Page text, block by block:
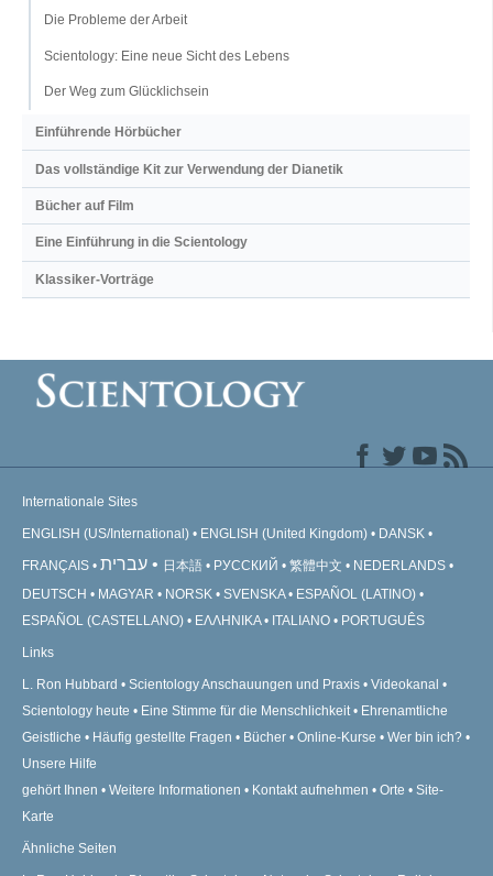
Die Probleme der Arbeit
Scientology: Eine neue Sicht des Lebens
Der Weg zum Glücklichsein
Einführende Hörbücher
Das vollständige Kit zur Verwendung der Dianetik
Bücher auf Film
Eine Einführung in die Scientology
Klassiker-Vorträge
Internationale Sites
ENGLISH (US/International) ENGLISH (United Kingdom) DANSK
FRANÇAIS עברית 日本語 РУССКИЙ 繁體中文
NEDERLANDS
DEUTSCH
MAGYAR NORSK SVENSKA
ESPAÑOL (LATINO)
ESPAÑOL (CASTELLANO)
ΕΛΛΗΝΙΚA ITALIANO PORTUGUÊS
Links
L. Ron Hubbard Scientology Anschauungen und Praxis
Videokanal
Scientology heute
Eine Stimme für die Menschlichkeit
Ehrenamtliche
Geistliche
Häufig gestellte Fragen Bücher Online-Kurse
Wer bin ich?
Unsere Hilfe
gehört Ihnen
Weitere Informationen Kontakt aufnehmen Orte
Site-
Karte
Ähnliche Seiten